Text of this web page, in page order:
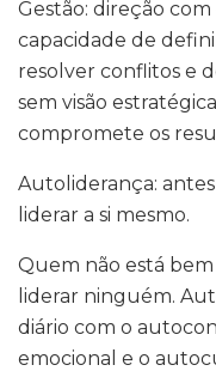
Gestão: direção
capacidade de
resolver conflitos e
sem visão
compromete os
Autoliderança:
liderar a si mesmo.
Quem não está
liderar ninguém.
diário com o
emocional e o